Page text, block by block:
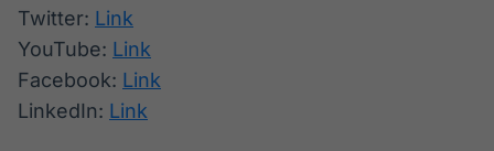
Twitter: Link
YouTube: Link
Facebook: Link
LinkedIn: Link